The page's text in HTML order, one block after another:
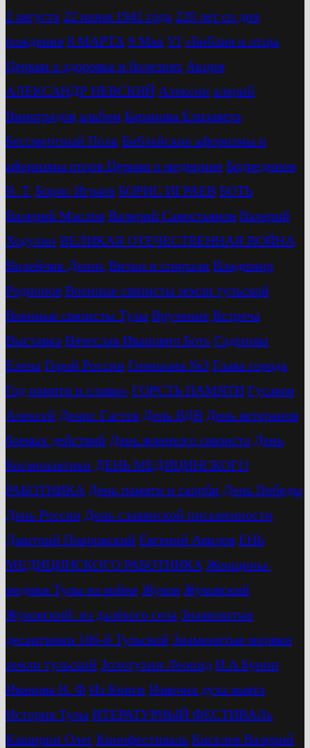
2 августа 22 июня 1941 года 220 лет со дня
рождения 8 МАРТА 9 Мая Vf »Библия и отцы
Церкви о здоровье и болезнях Акция
АЛЕКСАНДР НЕВСКИЙ Алексин алерий
Виноградов альбом Баранова Елизавета
Бессмертный Полк Библейские афоризмы и
афоризмы отцов Церкви о медицине Бодрединов
В. Т. Бориc Играев БОРИС ИГРАЕВ БОТЬ
Валерий Маслов Валерий Савостьянов Валерий
Ходулин ВЕЛИКАЯ ОТЕЧЕСТВЕННАЯ ВОЙНА
Вилейчик Денис Витки и спирали Владимир
Родионов Военные связисты земли тульской
Военные связисты Тулы Вручение Встреча
Выставка Вячеслав Иванович Боть Гаденова
Елена Герой России Гимназия №3 Глава города
Год памяти и славы» ГОРСТЬ ПАМЯТИ Гусаков
Алексей Денис Гастев День ВДВ День ветеранов
боевых действий День военного связиста День
Космонавтики ДЕНЬ МЕДИЦИНСКОГО
РАБОТНИКА День памяти и скорби День Победы
День России День славянской письменности
Дмитрий Покровский Евгений Авилов ЕНЬ
МЕДИЦИНСКОГО РАБОТНИКА Женщины-
медики Тулы на войне Жуков Жуковский
Жуковский: из далёкого села Знаменитые
десантники 106-й Тульской Знаменитые моряки
земли тульской Золотухин Леонид И.А.Бунин
Иванова Н. Ф Из Книги Извечна духа маята
История Тулы ИТЕРАТУРНЫЙ ФЕСТИВАЛь
Каширин Олег Кинофестиваль Киселев Валерий